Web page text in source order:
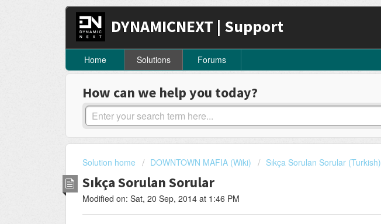
DYNAMICNEXT | Support
Home Solutions Forums
How can we help you today?
Solution home DOWNTOWN MAFIA (Wiki) Sıkça Sorulan Sorular (Turkish)
Sıkça Sorulan Sorular
Modified on: Sat, 20 Sep, 2014 at 1:46 PM